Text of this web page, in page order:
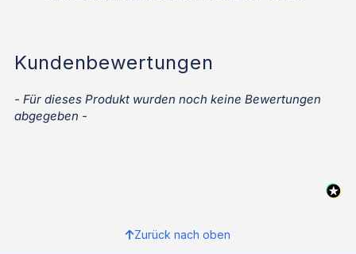
Kundenbewertungen
- Für dieses Produkt wurden noch keine Bewertungen
abgegeben -
New content loaded
Zurück nach oben